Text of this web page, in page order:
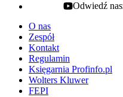
youtube - otwiera
Odwiedź
O nas
Zespół
Kontakt
Regulamin
Księgarnia Profinfo.pl
Wolters Kluwer
FEPI